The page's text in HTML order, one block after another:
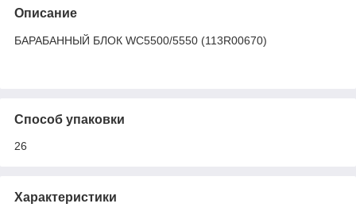
Описание
БАРАБАННЫЙ БЛОК WC5500/5550 (113R00670)
Способ упаковки
26
Характеристики